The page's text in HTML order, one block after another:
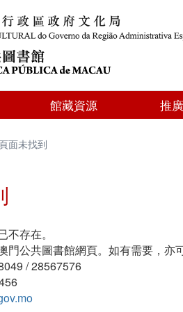
館藏資源 推
面未找到
存在。
門公共圖書館網頁。如有需要，亦
/ 28567576